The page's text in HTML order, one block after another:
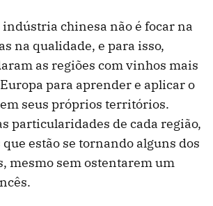
indústria chinesa não é focar na
na qualidade, e para isso,
as regiões com vinhos mais
para aprender e aplicar o
seus próprios territórios.
particularidades de cada região,
estão se tornando alguns dos
mesmo sem ostentarem um